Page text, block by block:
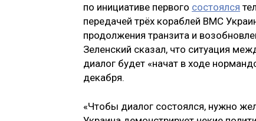
по инициативе первого состоялся
передачей трёх кораблей ВМС
продолжения транзита и
Зеленский сказал, что ситуация
диалог будет «начат в ходе
декабря.
«Чтобы диалог состоялся, нужно